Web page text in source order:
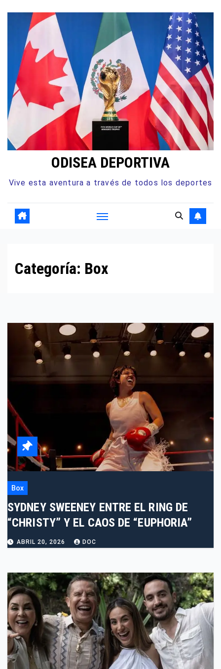
contenido
ODISEA DEPORTIVA
Vive esta aventura a través de todos los deportes
Categoría: Box
Box
SYDNEY SWEENEY ENTRE EL RING DE
“CHRISTY” Y EL CAOS DE “EUPHORIA”
ABRIL 20, 2026 DOC